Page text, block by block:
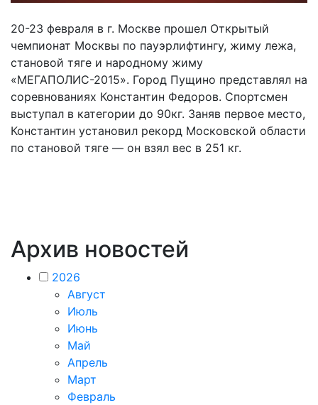
20-23 февраля в г. Москве прошел Открытый
чемпионат Москвы по пауэрлифтингу, жиму лежа,
становой тяге и народному жиму
«МЕГАПОЛИС-2015». Город Пущино представлял на
соревнованиях Константин Федоров. Спортсмен
выступал в категории до 90кг. Заняв первое место,
Константин установил рекорд Московской области
по становой тяге — он взял вес в 251 кг.
Архив новостей
2026
Август
Июль
Июнь
Май
Апрель
Март
Февраль